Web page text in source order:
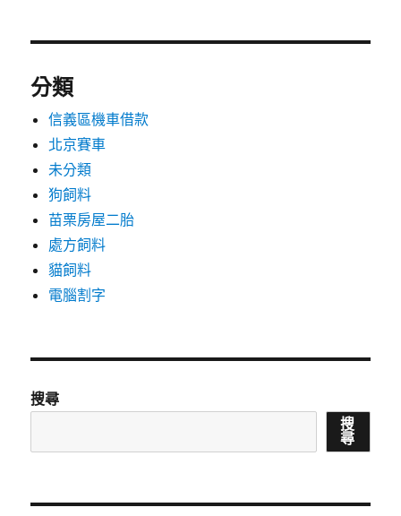
分類
信義區機車借款
北京賽車
未分類
狗飼料
苗栗房屋二胎
處方飼料
貓飼料
電腦割字
搜尋
搜
尋